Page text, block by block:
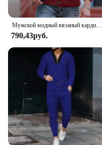
Мужской модный вязаный кардиган в английском стиле, свитер, новинка 2024, однобортный Свободный кардиган с воротником-шалью и длинными рукавами
790,43руб.